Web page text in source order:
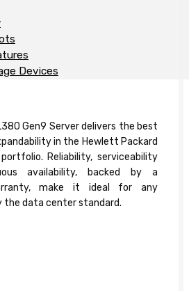
Devices
Gen9 Server delivers the best
in the Hewlett Packard
Reliability, serviceability
availability, backed by a
make it ideal for any
the data center standard.